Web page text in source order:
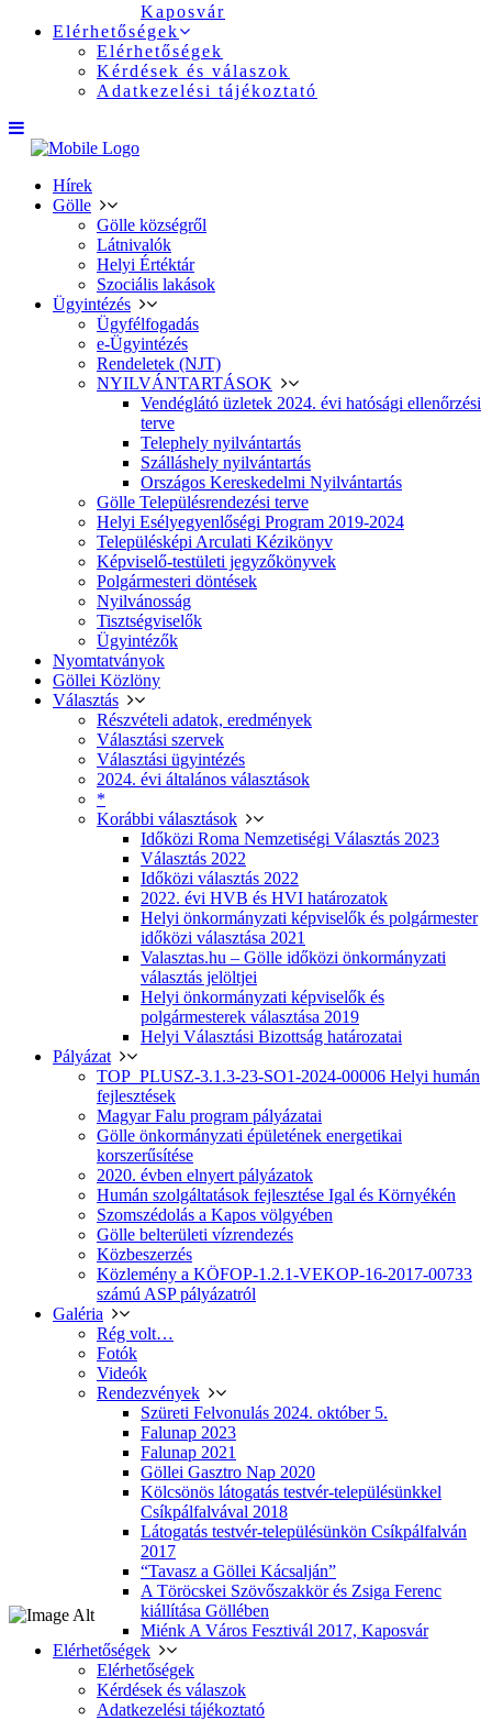
Kaposvár
Elérhetőségek
Elérhetőségek
Kérdések és válaszok
Adatkezelési tájékoztató
Hírek
Gölle
Gölle községről
Látnivalók
Helyi Értéktár
Szociális lakások
Ügyintézés
Ügyfélfogadás
e-Ügyintézés
Rendeletek (NJT)
NYILVÁNTARTÁSOK
Vendéglátó üzletek 2024. évi hatósági ellenőrzési
terve
Telephely nyilvántartás
Szálláshely nyilvántartás
Országos Kereskedelmi Nyilvántartás
Gölle Településrendezési terve
Helyi Esélyegyenlőségi Program 2019-2024
Településképi Arculati Kézikönyv
Képviselő-testületi jegyzőkönyvek
Polgármesteri döntések
Nyilvánosság
Tisztségviselők
Ügyintézők
Nyomtatványok
Göllei Közlöny
Választás
Részvételi adatok, eredmények
Választási szervek
Választási ügyintézés
2024. évi általános választások
*
Korábbi választások
Időközi Roma Nemzetiségi Választás 2023
Választás 2022
Időközi választás 2022
2022. évi HVB és HVI határozatok
Helyi önkormányzati képviselők és polgármester
időközi választása 2021
Valasztas.hu – Gölle időközi önkormányzati
választás jelöltjei
Helyi önkormányzati képviselők és
polgármesterek választása 2019
Helyi Választási Bizottság határozatai
Pályázat
TOP_PLUSZ-3.1.3-23-SO1-2024-00006 Helyi humán
fejlesztések
Magyar Falu program pályázatai
Gölle önkormányzati épületének energetikai
korszerűsítése
2020. évben elnyert pályázatok
Humán szolgáltatások fejlesztése Igal és Környékén
Szomszédolás a Kapos völgyében
Gölle belterületi vízrendezés
Közbeszerzés
Közlemény a KÖFOP-1.2.1-VEKOP-16-2017-00733
számú ASP pályázatról
Galéria
Rég volt…
Fotók
Videók
Rendezvények
Szüreti Felvonulás 2024. október 5.
Falunap 2023
Falunap 2021
Göllei Gasztro Nap 2020
Kölcsönös látogatás testvér-településünkkel
Csíkpálfalvával 2018
Látogatás testvér-településünkön Csíkpálfalván
2017
“Tavasz a Göllei Kácsalján”
A Töröcskei Szövőszakkör és Zsiga Ferenc
kiállítása Göllében
Miénk A Város Fesztivál 2017, Kaposvár
Elérhetőségek
Elérhetőségek
Kérdések és válaszok
Adatkezelési tájékoztató